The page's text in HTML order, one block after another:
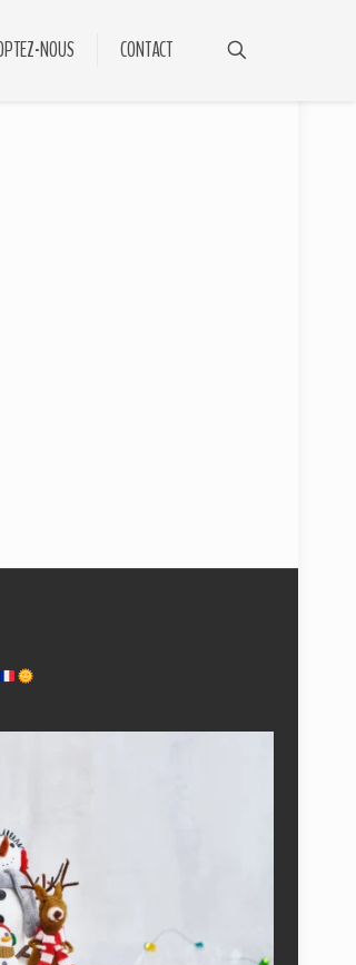
NOUS CONTACT